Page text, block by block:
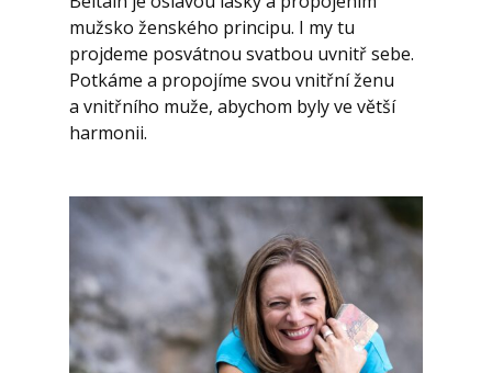
mužsko ženského principu. I my tu
projdeme posvátnou svatbou uvnitř sebe.
Potkáme a propojíme svou vnitřní ženu
a vnitřního muže, abychom byly ve větší
harmonii.